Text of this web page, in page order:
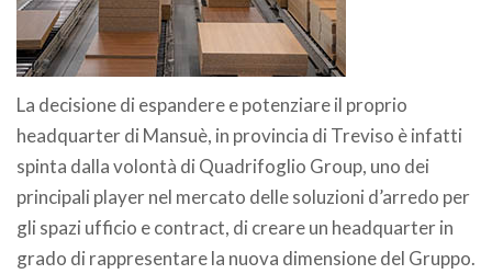
La decisione di espandere e potenziare il proprio
headquarter di Mansuè, in provincia di Treviso è infatti
spinta dalla volontà di Quadrifoglio Group, uno dei
principali player nel mercato delle soluzioni d’arredo per
gli spazi ufficio e contract, di creare un headquarter in
grado di rappresentare la nuova dimensione del Gruppo.